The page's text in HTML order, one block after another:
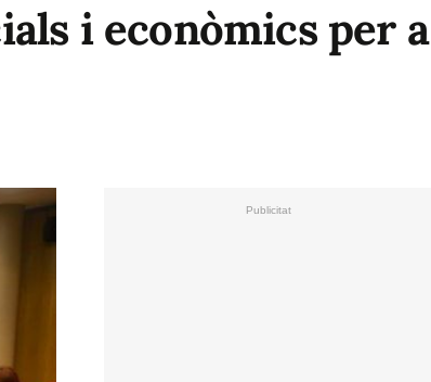
i econòmics per a